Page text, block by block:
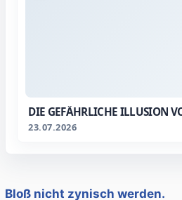
DIE GEFÄHRLICHE ILLUSION
23.07.2026
Bloß nicht zynisch werden.